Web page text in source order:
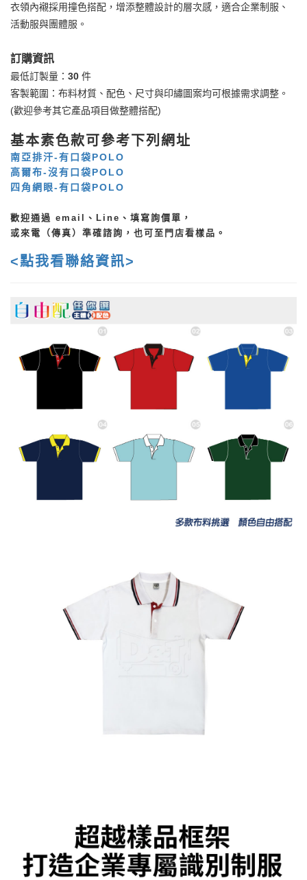
衣領內襯採用撞色搭配，增添整體設計的層次感，適合企業制服、
活動服與團體服。
訂購資訊
最低訂製量： 30 件
客製範圍：布料材質、配色、尺寸與印繡圖案均可根據需求調整。
(歡迎參考其它產品項目做整體搭配)
基本素色款可參考下列網址
南亞排汗-有口袋POLO
高爾布-沒有口袋POLO
四角網眼-有口袋POLO
歡迎通過 email、Line、填寫詢價單，
或來電（傳真）準確諮詢，也可至門店看樣品。
<點我看聯絡資訊>